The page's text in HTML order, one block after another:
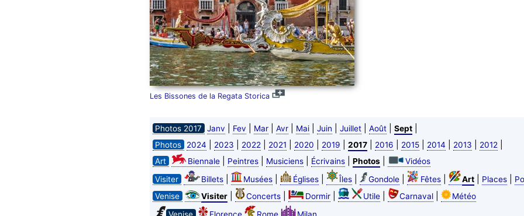
Les Bissones de la Regata Storica
Photos 2017 Janv Fev Mar| Avr| Mai| Juin Juillet| Août| Sept|
Photos 2024 2023 2022 2021 2020 2019 2017| 2016 2015| 2014 2013 2012
Art Biennale| Peintres| Musiciens| Écrivains| Photos|
Vidéos
Visiter
Billets| Musées| Églises| Îles| Gondole| Fêtes| Art| Places|
Venise
Visiter| Concerts| Dormir| Utile| Carnaval|
Météo